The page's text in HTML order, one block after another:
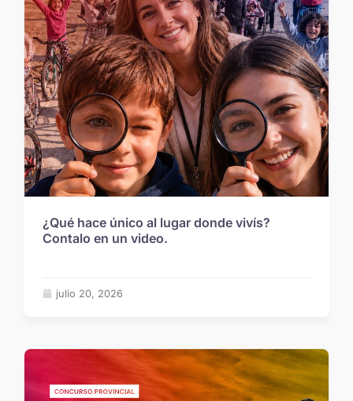
¿Qué hace único al lugar donde vivís?
Contalo en un video.
julio 20, 2026